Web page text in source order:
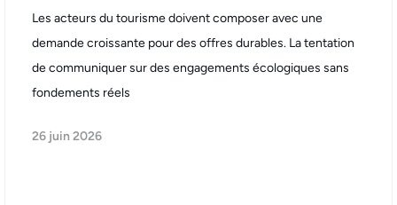
Les acteurs du tourisme doivent composer avec une
demande croissante pour des offres durables. La tentation
de communiquer sur des engagements écologiques sans
fondements réels
26 juin 2026